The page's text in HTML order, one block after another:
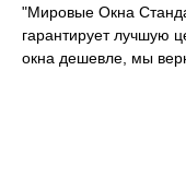
"Мировые Окна
гарантирует лучшую
окна дешевле, мы